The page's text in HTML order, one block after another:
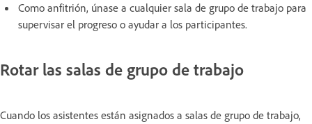
Como anfitrión, únase a cualquier sala de grupo de trabajo para
supervisar el progreso o ayudar a los participantes.
Rotar las salas de grupo de trabajo
Cuando los asistentes están asignados a salas de grupo de trabajo,